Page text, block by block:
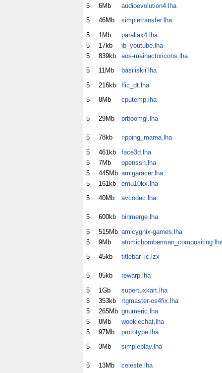
5 6Mb
audioevolution4.lha
5
46Mb
simpletransfer.lha
5
1Mb
parallax4.lha
5
17kb
ib_youtube.lha
5
839kb
aos-mainactoricons.lha
5
11Mb
basiliskii.lha
5
216kb
flic_dt.lha
5
8Mb cputemp.lha
5 29Mb prboomgl.lha
5 78kb
ripping_mama.lha
5
461kb
face3d.lha
5
7Mb
openssh.lha
5
445Mb amigaracer.lha
5
161kb
emu10kx.lha
5
40Mb avcodec.lha
5 600kb
binmerge.lha
5
515Mb amicygnix-games.lha
5
9Mb
5
45kb titlebar_ic.lzx
5 85kb
rewarp.lha
5
1Gb
supertuxkart.lha
5
353kb
rtgmaster-os4fix.lha
5
265Mb gnumeric.lha
5
8Mb
wookiechat.lha
5
97Mb
prototype.lha
5
3Mb simpleplay.lha
5 13Mb
celeste.lha